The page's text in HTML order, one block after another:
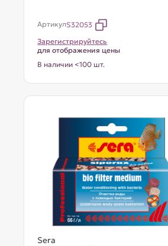
АртикулS32053
Зарегистрируйтесь
для отображения цены
В наличии <100 шт.
Sera